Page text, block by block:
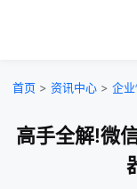
首页 > 资讯中心 > 企业
高手全解!微